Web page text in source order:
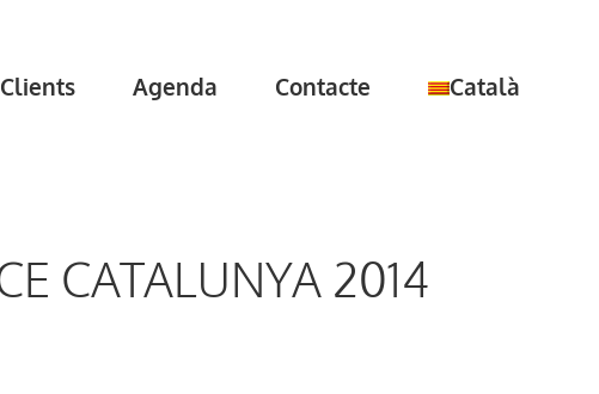
Agenda Contacte Català
CATALUNYA 2014